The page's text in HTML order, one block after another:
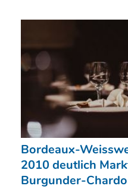
Bordeaux-
2010 deutlich
Burgunder-